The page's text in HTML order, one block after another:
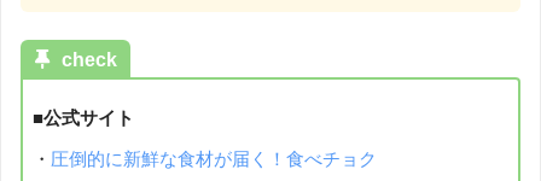
check
■公式サイト
・ 圧倒的に新鮮な食材が届く！食べチョク